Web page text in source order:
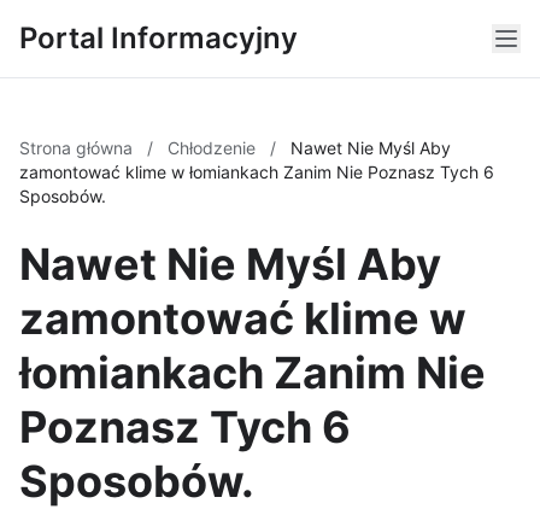
Portal Informacyjny
Strona główna / Chłodzenie /
Nawet Nie Myśl Aby
zamontować klime w łomiankach Zanim Nie Poznasz Tych 6
Sposobów.
Nawet Nie Myśl Aby
zamontować klime w
łomiankach Zanim Nie
Poznasz Tych 6
Sposobów.